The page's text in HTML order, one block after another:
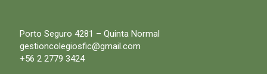
Porto Seguro 4281 – Quinta Normal
gestioncolegiosfic@gmail.com
+56 2 2779 3424